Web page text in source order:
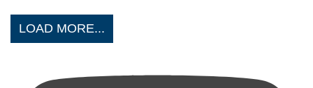
LOAD MORE...